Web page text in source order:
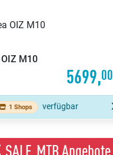
OIZ M10
5699,00
1 Shops verfügbar
SALE MTB Angebote